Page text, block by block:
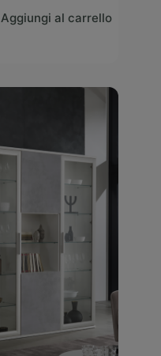
Aggiungi al carrello